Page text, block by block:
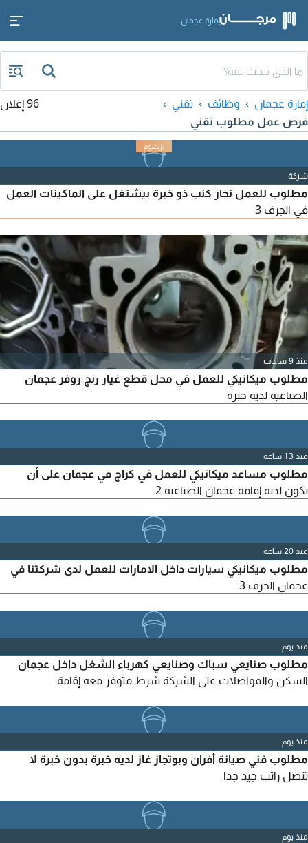
إمارة عجمان
إمارة عجمان وظائف
تقني
فرص عمل مطلوب تقني
96 إعلان
شركة
مطلوب للعمل نجار كنب ذو خبرة بيشتغل على الماكينات العمل
في الجرف 3
منذ 9 ساعات
مطلوب ميكانيكي للعمل في محل قطع غيار رنج روفر عجمان
الصناعية لديه خبرة
منذ 13 ساعة
مطلوب مساعد ميكانيكي للعمل في كراج في عجمان على أن
يكون لديه إقامة عجمان الصناعية 2
منذ 20 ساعة
مطلوب ميكانيكي سيارات داخل الامارات للعمل لدى شركتنا في
عجمان الجرف 3
منذ يوم
مطلوب صنايعي سباك وصنايعي كهرباء الشغل داخل عجمان
السكن والمواصلات على الشركة شرط متوفر معه إقامة
منذ يوم
مطلوب فني صيانة أفران وبوتجاز غاز لديه خبرة بدون خبرة لا
تتصل راتب جيد جدا
منذ يوم